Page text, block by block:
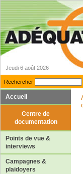
Jeudi 6 août 2026
Rechercher
Accueil
Centre de
documentation
Points de vue &
interviews
Campagnes &
plaidoyers